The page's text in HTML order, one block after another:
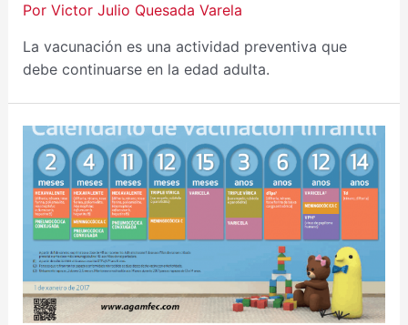
Por Victor Julio Quesada Varela
La vacunación es una actividad preventiva que
debe continuarse en la edad adulta.